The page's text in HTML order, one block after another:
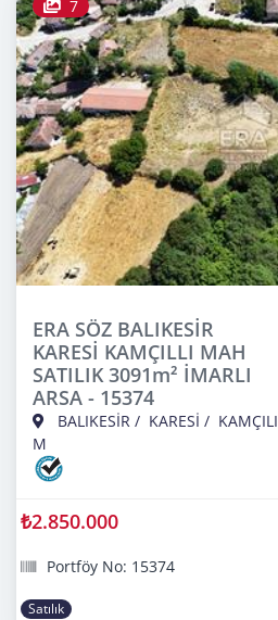
7
ERA SÖZ BALIKESİR
KARESİ KAMÇILLI MAH
SATILIK 3091m² İMARLI
ARSA - 15374
BALIKESİR / KARESİ / KAMÇILI
M
₺2.850.000
Portföy No: 15374
Satılık